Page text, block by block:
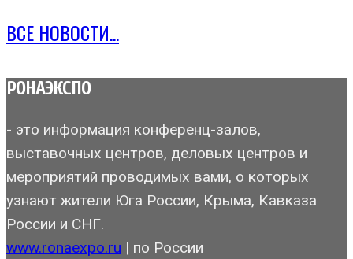
ВСЕ НОВОСТИ...
РОНАЭКСПО
- это информация конференц-залов,
выставочных центров, деловых центров и
мероприятий проводимых вами, о которых
узнают жители Юга России, Крыма, Кавказа
России и СНГ.
www.ronaexpo.ru | по России